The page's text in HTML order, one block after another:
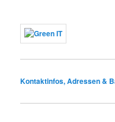
Kontaktinfos, Adressen &